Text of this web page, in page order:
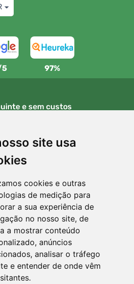
site usa
cookies e outras
de medição para
a sua experiência de
no nosso site, de
a mostrar conteúdo
anúncios
analisar o tráfego
e entender de onde vêm
5 97%
e sem custos
encomendas superiores a 80 EUR
gratuitas
a sua encomenda em qualquer
90 dias
plantamos uma árvore! Leia mais